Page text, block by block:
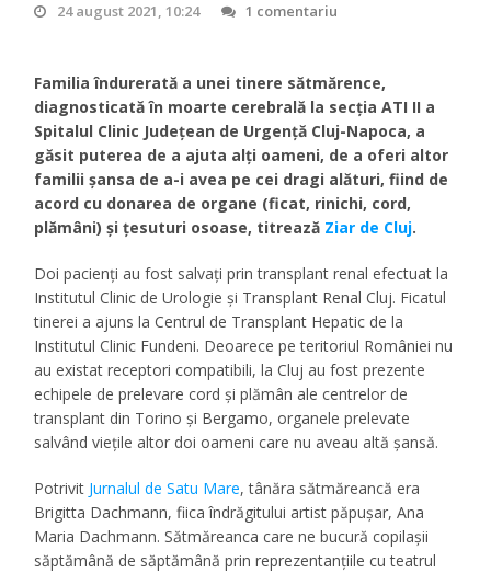
24 august 2021, 10:24 1 comentariu
Familia îndurerată a unei tinere sătmărence,
diagnosticată în moarte cerebrală la secția ATI II a
Spitalul Clinic Județean de Urgență Cluj-Napoca, a
găsit puterea de a ajuta alți oameni, de a oferi altor
familii șansa de a-i avea pe cei dragi alături, fiind de
acord cu donarea de organe (ficat, rinichi, cord,
plămâni) și țesuturi osoase, titrează Ziar de Cluj.
Doi pacienți au fost salvați prin transplant renal efectuat la
Institutul Clinic de Urologie și Transplant Renal Cluj. Ficatul
tinerei a ajuns la Centrul de Transplant Hepatic de la
Institutul Clinic Fundeni. Deoarece pe teritoriul României nu
au existat receptori compatibili, la Cluj au fost prezente
echipele de prelevare cord și plămân ale centrelor de
transplant din Torino și Bergamo, organele prelevate
salvând viețile altor doi oameni care nu aveau altă șansă.
Potrivit Jurnalul de Satu Mare, tânăra sătmăreancă era
Brigitta Dachmann, fiica îndrăgitului artist păpușar, Ana
Maria Dachmann. Sătmăreanca care ne bucură copilașii
săptămână de săptămână prin reprezentanțiile cu teatrul